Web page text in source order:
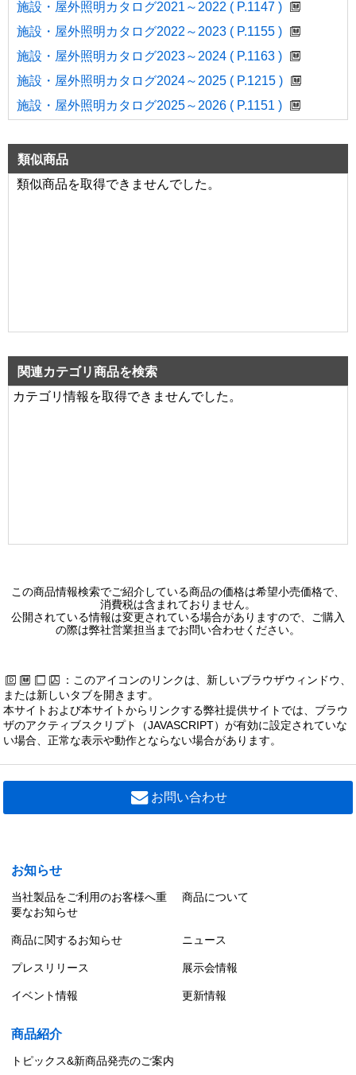
施設・屋外照明カタログ2021～2022 ( P.1147 )
施設・屋外照明カタログ2022～2023 ( P.1155 )
施設・屋外照明カタログ2023～2024 ( P.1163 )
施設・屋外照明カタログ2024～2025 ( P.1215 )
施設・屋外照明カタログ2025～2026 ( P.1151 )
類似商品
類似商品を取得できませんでした。
関連カテゴリ商品を検索
カテゴリ情報を取得できませんでした。
この商品情報検索でご紹介している商品の価格は希望小売価格で、
消費税は含まれておりません。
公開されている情報は変更されている場合がありますので、ご購入
の際は弊社営業担当までお問い合わせください。
：このアイコンのリンクは、新しいブラウザウィンドウ、
または新しいタブを開きます。
本サイトおよび本サイトからリンクする弊社提供サイトでは、ブラウ
ザのアクティブスクリプト（JAVASCRIPT）が有効に設定されていな
い場合、正常な表示や動作とならない場合があります。
お問い合わせ
お知らせ
当社製品をご利用のお客様へ重
要なお知らせ
商品について
商品に関するお知らせ ニュース
プレスリリース 展示会情報
イベント情報 更新情報
商品紹介
トピックス&新商品発売のご案内